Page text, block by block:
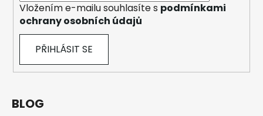
Vložením e-mailu souhlasíte s podmínkami
ochrany osobních údajů
PŘIHLÁSIT SE
BLOG